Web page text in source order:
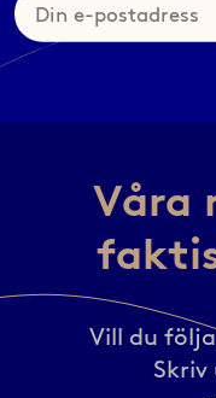
Våra
Vill du
e-
postadress